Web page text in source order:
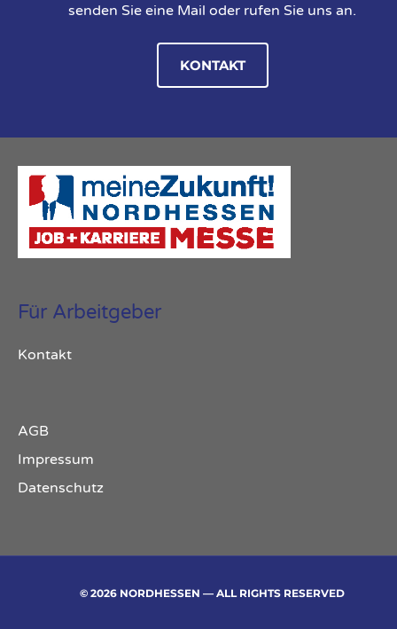
senden Sie eine Mail oder rufen Sie uns an.
KONTAKT
Für Arbeitgeber
Kontakt
AGB
Impressum
Datenschutz
© 2026 NORDHESSEN — ALL RIGHTS RESERVED